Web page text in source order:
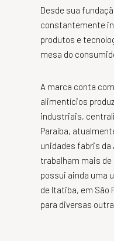
Desde sua
constantemente
produtos e
mesa do
A marca conta
alimentícios
industriais,
Paraíba,
unidades fabris da
trabalham mais
possui ainda uma
de Itatiba, em São
para diversas